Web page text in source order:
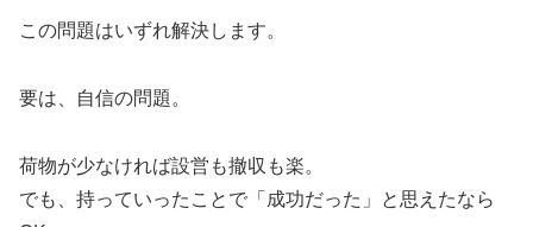
この問題はいずれ解決します。
要は、自信の問題。
荷物が少なければ設営も撤収も楽。
でも、持っていったことで「成功だった」と思えたなら